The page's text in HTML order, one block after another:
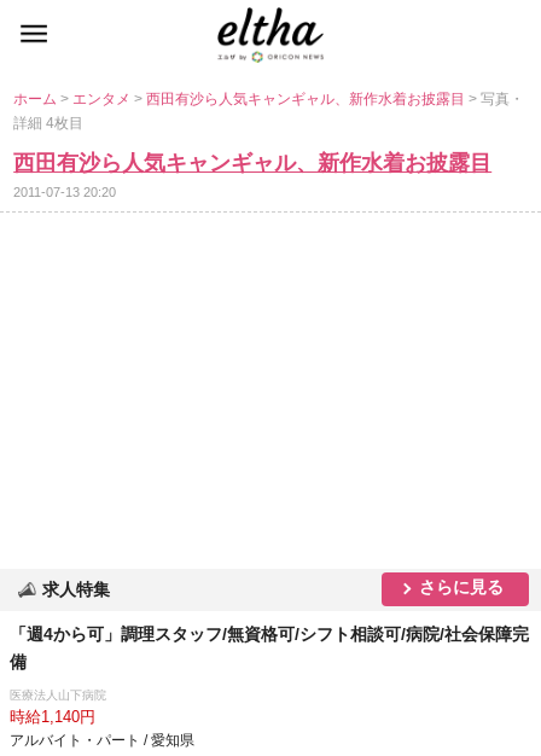
ホーム> エンタメ>西田有沙ら人気キャンギャル、新作水着お披露目> 写真・
詳細 4枚目
西田有沙ら人気キャンギャル、新作水着お披露目
2011-07-13 20:20
求人特集 さらに見る
「週4から可」調理スタッフ/無資格可/シフト相談可/病院/社会保障完
備
医療法人山下病院
時給1,140円
アルバイト・パート / 愛知県